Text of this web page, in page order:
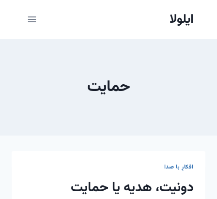
ایلولا
حمایت
افکارِ با صدا
دونیت، هدیه یا حمایت